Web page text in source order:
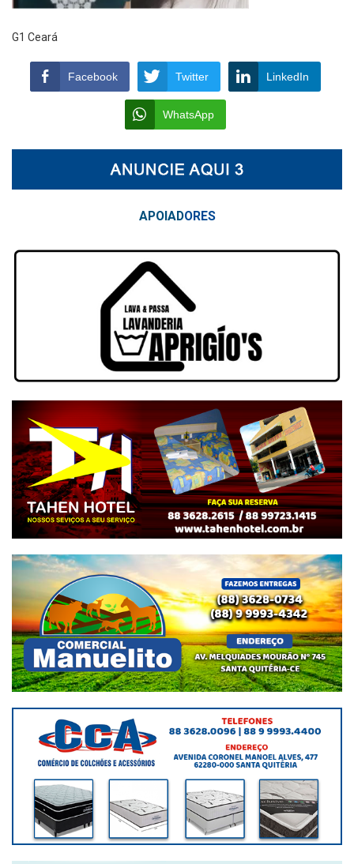
G1 Ceará
Facebook Twitter LinkedIn
WhatsApp
APOIADORES